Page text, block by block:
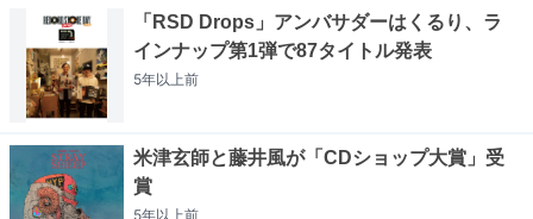
「RSD Drops」アンバサダーはくるり、ラ
インナップ第1弾で87タイトル発表
5年以上前
米津玄師と藤井風が「CDショップ大賞」受
賞
5年以上前